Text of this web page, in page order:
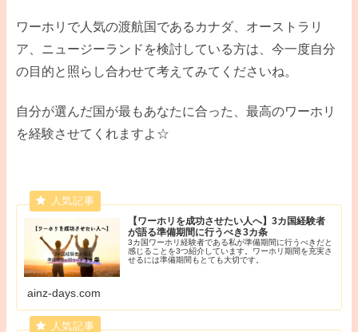
ワーホリで人気の渡航国であるカナダ、オーストラリ
ア、ニュージーランドを検討している方は、今一度自分
の目的と照らし合わせて考えてみてくださいね。
自分が選んだ国が最もあなたに合った、最高のワーホリ
を経験させてくれますよ☆
【ワーホリを成功させたい人へ】3カ国経験者
が語る準備期間に行うべき3カ条
3カ国ワーホリ経験者である私が準備期間に行うべきだと
感じることを3つ紹介しています。ワーホリ期間を充実さ
せるには準備期間もとても大切です。
ainz-days.com